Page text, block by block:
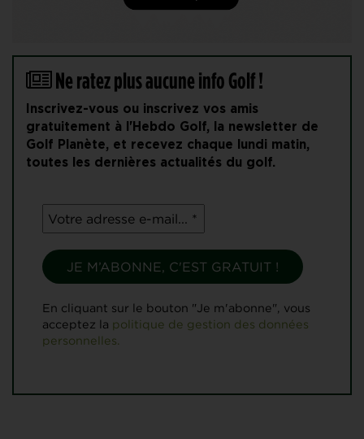
Ne ratez plus aucune info Golf !
Inscrivez-vous ou inscrivez vos amis
gratuitement à l'Hebdo Golf, la newsletter de
Golf Planète, et recevez chaque lundi matin,
toutes les dernières actualités du golf.
En cliquant sur le bouton "Je m'abonne", vous
acceptez la politique de gestion des données
personnelles.